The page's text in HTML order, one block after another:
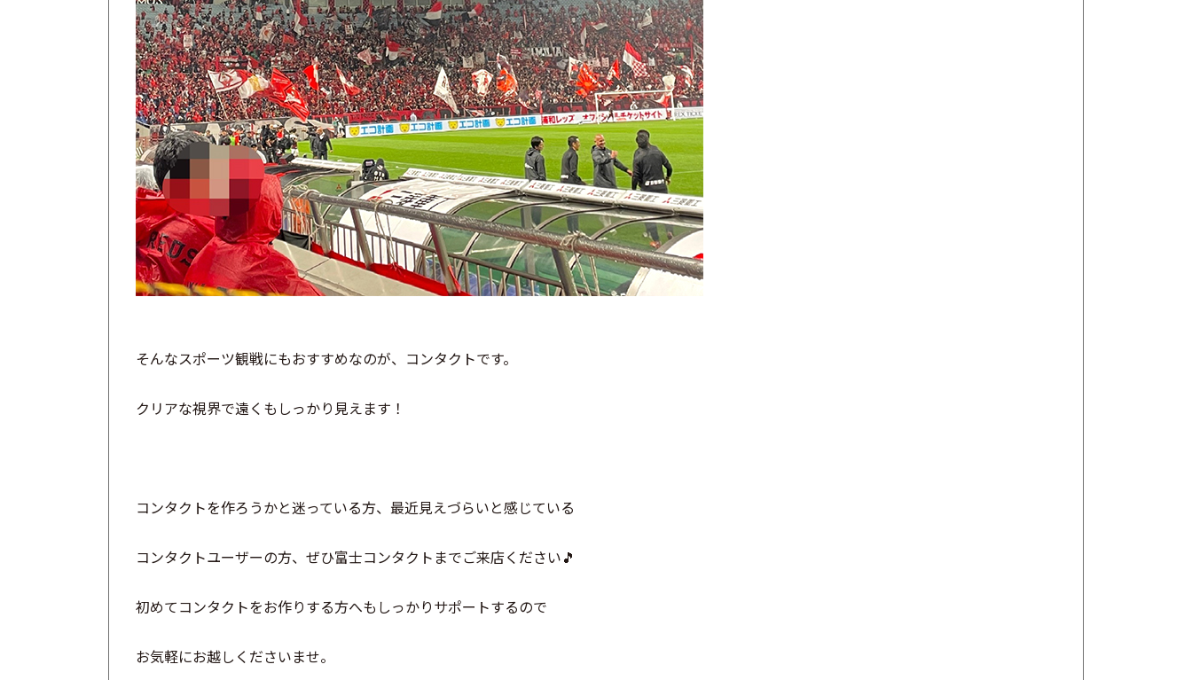
そんなスポーツ観戦にもおすすめなのが、コンタクトです。
クリアな視界で遠くもしっかり見えます！
コンタクトを作ろうかと迷っている方、最近見えづらいと感じている
コンタクトユーザーの方、ぜひ富士コンタクトまでご来店ください🎵
初めてコンタクトをお作りする方へもしっかりサポートするので
お気軽にお越しくださいませ。